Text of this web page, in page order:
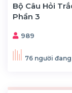
Bộ Câu Hỏi
Phần 3
989
76 người